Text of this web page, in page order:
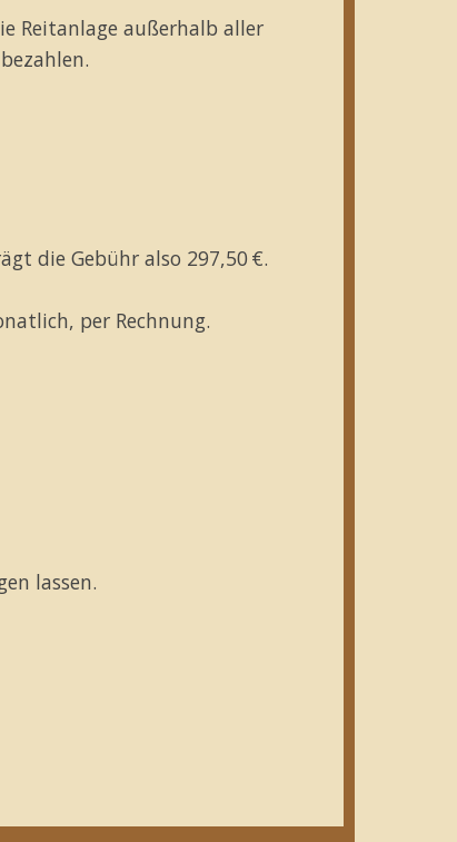
Reitanlage außerhalb aller
die Gebühr also 297,50 €.
per Rechnung.
lassen.